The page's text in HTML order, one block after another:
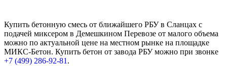
Купить бетонную смесь от ближайшего РБУ в Сланцах с
подачей миксером в Демешкином Перевозе от малого объема
можно по актуальной цене на местном рынке на площадке
МИКС-Бетон. Купить бетон от завода РБУ можно при звонке
+7 (499) 286-92-81 .